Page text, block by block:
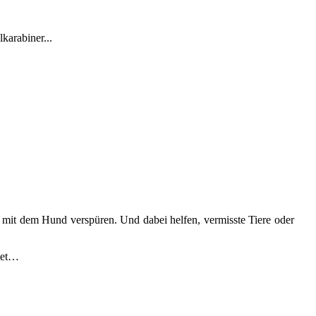
dem Hund verspüren. Und dabei helfen, vermisste Tiere oder